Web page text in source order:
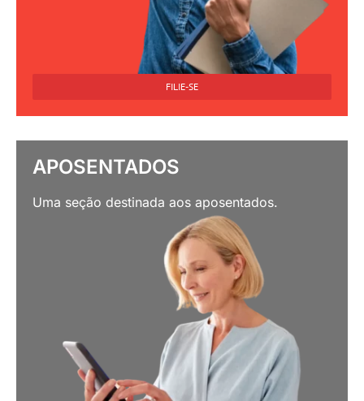
FILIE-SE
APOSENTADOS
Uma seção destinada aos aposentados.